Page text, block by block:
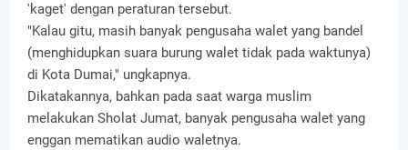
'kaget' dengan peraturan tersebut.
"Kalau gitu, masih banyak pengusaha walet yang bandel
(menghidupkan suara burung walet tidak pada waktunya)
di Kota Dumai," ungkapnya.
Dikatakannya, bahkan pada saat warga muslim
melakukan Sholat Jumat, banyak pengusaha walet yang
enggan mematikan audio waletnya.